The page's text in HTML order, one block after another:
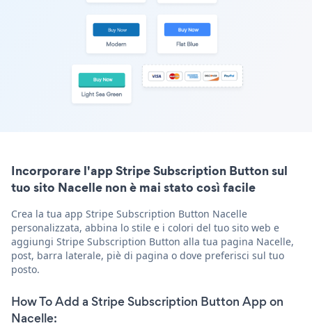
Incorporare l'app Stripe Subscription Button sul
tuo sito Nacelle non è mai stato così facile
Crea la tua app Stripe Subscription Button Nacelle
personalizzata, abbina lo stile e i colori del tuo sito web e
aggiungi Stripe Subscription Button alla tua pagina Nacelle,
post, barra laterale, piè di pagina o dove preferisci sul tuo
posto.
How To Add a Stripe Subscription Button App on
Nacelle: